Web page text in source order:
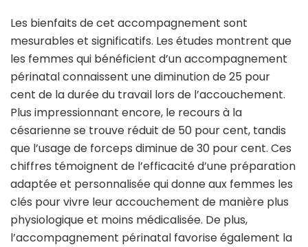
Les bienfaits de cet accompagnement sont
mesurables et significatifs. Les études montrent que
les femmes qui bénéficient d’un accompagnement
périnatal connaissent une diminution de 25 pour
cent de la durée du travail lors de l’accouchement.
Plus impressionnant encore, le recours à la
césarienne se trouve réduit de 50 pour cent, tandis
que l’usage de forceps diminue de 30 pour cent. Ces
chiffres témoignent de l’efficacité d’une préparation
adaptée et personnalisée qui donne aux femmes les
clés pour vivre leur accouchement de manière plus
physiologique et moins médicalisée. De plus,
l’accompagnement périnatal favorise également la